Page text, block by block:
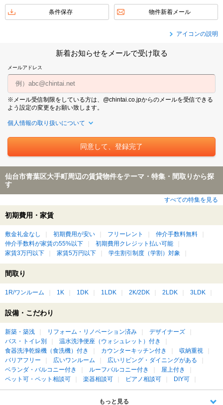
条件保存 物件新着メール
アイコンの説明
新着お知らせをメールで受け取る
メールアドレス
※メール受信制限をしている方は、@chintai.co.jpからのメールを受信できる
よう設定の変更をお願い致します。
個人情報の取り扱いについて
仙台市青葉区大手町周辺の賃貸物件をテーマ・特集・間取りから探
す
すべての特集を見る
初期費用・家賃
敷金礼金なし 初期費用が安い フリーレント
仲介手数料無料
仲介手数料が家賃の55%以下
初期費用クレジット払い可能
家賃3万円以下
家賃5万円以下 学生割引制度（学割）対象
間取り
1R/ワンルーム 1K 1DK 1LDK 2K/2DK 2LDK 3LDK
設備・こだわり
新築・築浅 リフォーム・リノベーション済み
デザイナーズ
バス・トイレ別
温水洗浄便座（ウォシュレット）付き
食器洗浄乾燥機（食洗機）付き
カウンターキッチン付き
収納重視
バリアフリー
広いワンルーム
広いリビング・ダイニングがある
ベランダ・バルコニー付き
ルーフバルコニー付き
屋上付き
ペット可・ペット相談可
楽器相談可 ピアノ相談可 DIY可
もっと見る